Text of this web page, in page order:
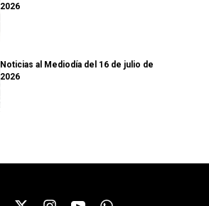
2026
Noticias al Mediodía del 16 de julio de
2026